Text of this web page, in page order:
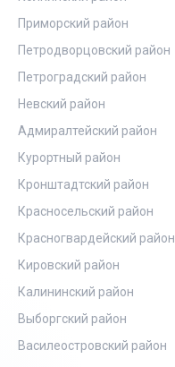
Приморский район
Петродворцовский район
Петроградский район
Невский район
Адмиралтейский район
Курортный район
Кронштадтский район
Красносельский район
Красногвардейский район
Кировский район
Калининский район
Выборгский район
Василеостровский район